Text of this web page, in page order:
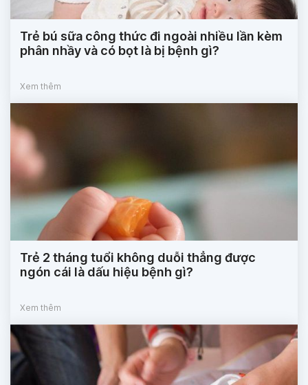
Trẻ bú sữa công thức đi ngoài nhiều lần kèm
phân nhầy và có bọt là bị bệnh gì?
Xem thêm
Trẻ 2 tháng tuổi không duỗi thẳng được
ngón cái là dấu hiệu bệnh gì?
Xem thêm